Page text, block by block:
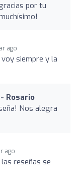
por tu
ago
siempre y la
Rosario
Nos alegra
ago
reseñas se